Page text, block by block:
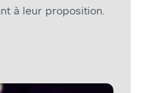
à leur proposition.